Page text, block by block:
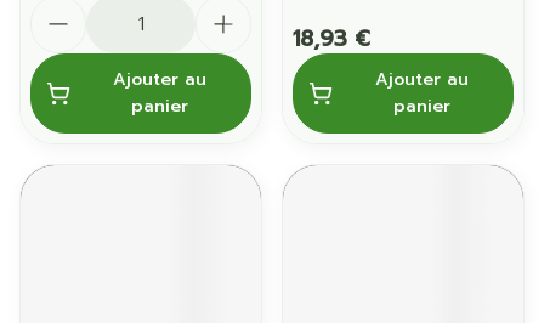
Ajouter au
panier
18,93 €
Ajouter au
panier